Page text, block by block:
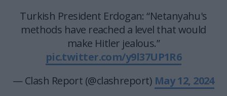
Turkish President Erdogan: “Netanyahu's
methods have reached a level that would
make Hitler jealous.”
pic.twitter.com/y9l37UP1R6
— Clash Report (@clashreport) May 12, 2024